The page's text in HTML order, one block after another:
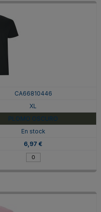
CA66810446
XL
PLOMO OSCURO
En stock
6,97 €